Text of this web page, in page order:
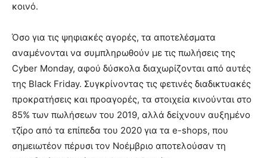
κοινό.
Όσο για τις ψηφιακές αγορές, τα αποτελέσματα
αναμένονται να συμπληρωθούν με τις πωλήσεις της
Cyber Monday, αφού δύσκολα διαχωρίζονται από αυτές
της Black Friday. Συγκρίνοντας τις φετινές διαδικτυακές
προκρατήσεις και προαγορές, τα στοιχεία κινούνται στο
85% των πωλήσεων του 2019, αλλά δείχνουν αυξημένο
τζίρο από τα επίπεδα του 2020 για τα e-shops, που
σημειωτέον πέρυσι τον Νοέμβριο αποτελούσαν τη